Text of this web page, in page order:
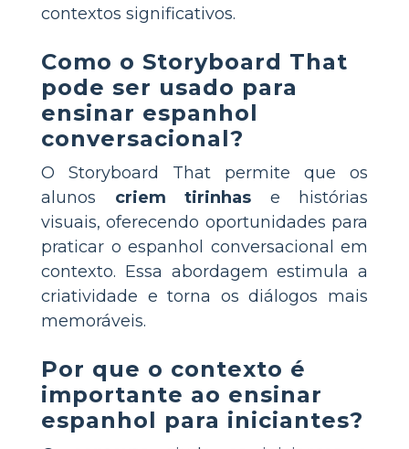
contextos significativos.
Como o Storyboard That
pode ser usado para
ensinar espanhol
conversacional?
O Storyboard That permite que os
alunos criem tirinhas e histórias
visuais, oferecendo oportunidades para
praticar o espanhol conversacional em
contexto. Essa abordagem estimula a
criatividade e torna os diálogos mais
memoráveis.
Por que o contexto é
importante ao ensinar
espanhol para iniciantes?